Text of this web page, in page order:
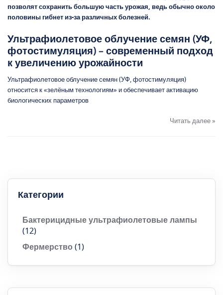
позволят сохранить большую часть урожая, ведь обычно около
половины гибнет из-за различных болезней.
Ультрафиолетовое облучение семян (УФ,
фотостимуляция) – современный подход
к увеличению урожайности
Ультрафиолетовое облучение семян (УФ, фотостимуляция)
относится к «зелёным технологиям» и обеспечивает активацию
биологических параметров
Читать далее »
Категории
Бактерицидные ультрафиолетовые лампы
(12)
Фермерство (1)